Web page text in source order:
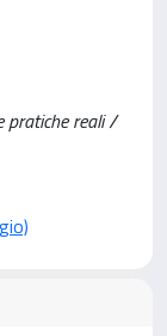
pratiche reali /